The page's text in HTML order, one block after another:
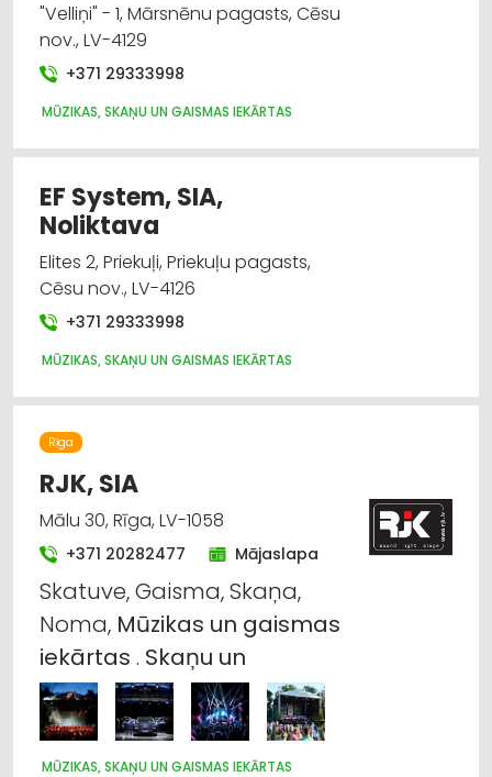
"Velliņi" - 1, Mārsnēnu pagasts, Cēsu
nov., LV-4129
+371 29333998
MŪZIKAS, SKAŅU UN GAISMAS IEKĀRTAS
EF System, SIA,
Noliktava
Elites 2, Priekuļi, Priekuļu pagasts,
Cēsu nov., LV-4126
+371 29333998
MŪZIKAS, SKAŅU UN GAISMAS IEKĀRTAS
Rīga
RJK, SIA
Mālu 30, Rīga, LV-1058
+371 20282477 Mājaslapa
Skatuve, Gaisma, Skaņa,
Noma, Mūzikas un gaismas
iekārtas . Skaņu un
MŪZIKAS, SKAŅU UN GAISMAS IEKĀRTAS